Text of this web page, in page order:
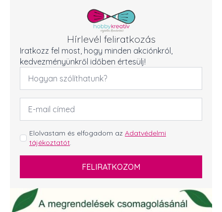
Hírlevél feliratkozás
Iratkozz fel most, hogy minden akciónkról,
kedvezményünkről időben értesülj!
Név
Email
cím
GDPR
*
Elolvastam és elfogadom az Adatvédelmi
tájékoztatót
FELIRATKOZOM